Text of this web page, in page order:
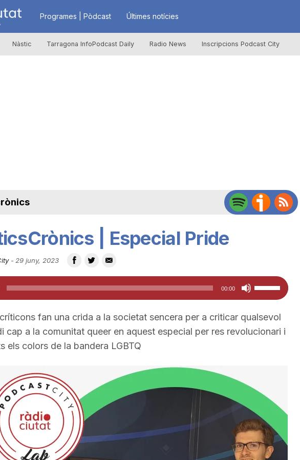
R
à
u
t
t
d
T
Programes | Pòdcast Últimes notícies
Nàstic Tarragona InfoPodcast Daily Radio News Inscripcions Podcast City
| Especial Pride
- 29 juny, 2023
00:00
Feu
servir
les
tecles
amunt/cap
avall
per
a
incrementar
o
fan una crida a la societat sencera per a criticar qualsevol
cap a la comunitat queer en aquest especial per res revolucionari i
els colors de la bandera LGBTQ